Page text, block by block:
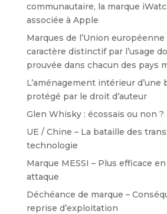
communautaire, la marque
associée à Apple
Marques de l’Union européenne
caractère distinctif par l’usage
prouvée dans chacun des pays
L’aménagement intérieur d’une
protégé par le droit d’auteur
Glen Whisky : écossais ou non ?
UE / Chine – La bataille des
technologie
Marque MESSI – Plus efficace
attaque
Déchéance de marque –
reprise d’exploitation